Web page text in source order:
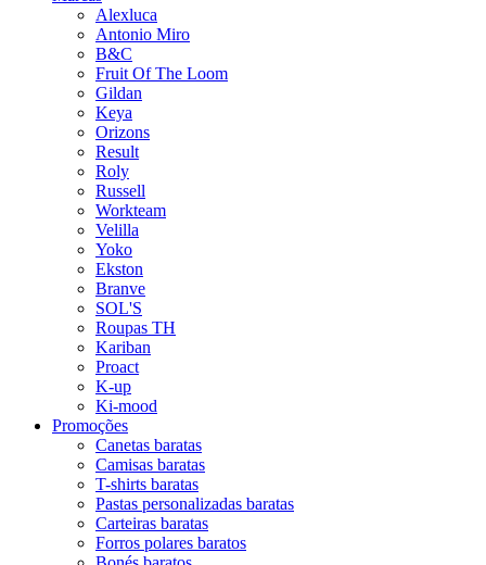
Alexluca
Antonio Miro
B&C
Fruit Of The Loom
Gildan
Keya
Orizons
Result
Roly
Russell
Workteam
Velilla
Yoko
Ekston
Branve
SOL'S
Roupas TH
Kariban
Proact
K-up
Ki-mood
Promoções
Canetas baratas
Camisas baratas
T-shirts baratas
Pastas personalizadas baratas
Carteiras baratas
Forros polares baratos